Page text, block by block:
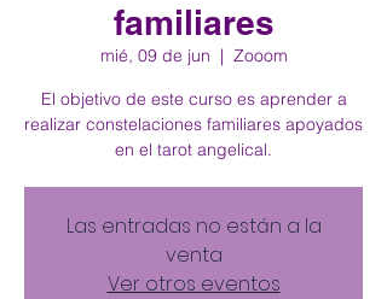
familiares
mié, 09 de jun
  |
Zooom
El objetivo de este curso es aprender a
realizar constelaciones familiares apoyados
en el tarot angelical.
Las entradas no están a la
venta
Ver otros eventos